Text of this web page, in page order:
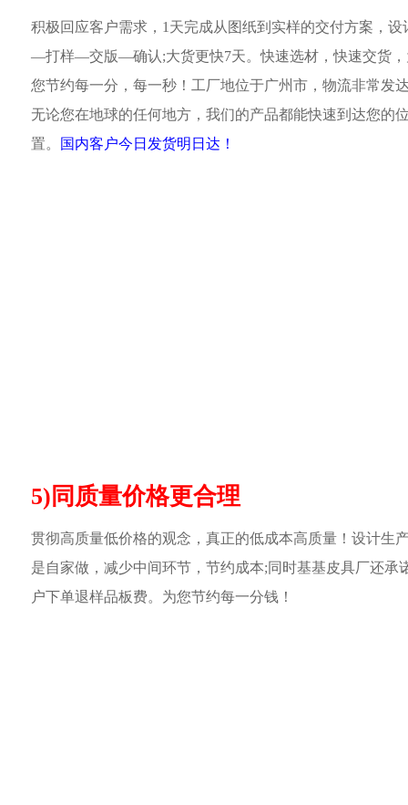
积极回应客户需求，1天完成从图纸到实样的交付方案，设
—打样—交版—确认;大货更快7天。快速选材，快速交货
您节约每一分，每一秒！工厂地位于广州市，物流非常发
无论您在地球的任何地方，我们的产品都能快速到达您的
置。
国内客户今日发货明日达！
5)同质量价格更合理
贯彻高质量低价格的观念，真正的低成本高质量！设计生
是自家做，减少中间环节，节约成本;同时基基皮具厂还承
户下单退样品板费。为您节约每一分钱！